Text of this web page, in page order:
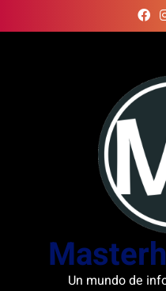
to
Un mundo de